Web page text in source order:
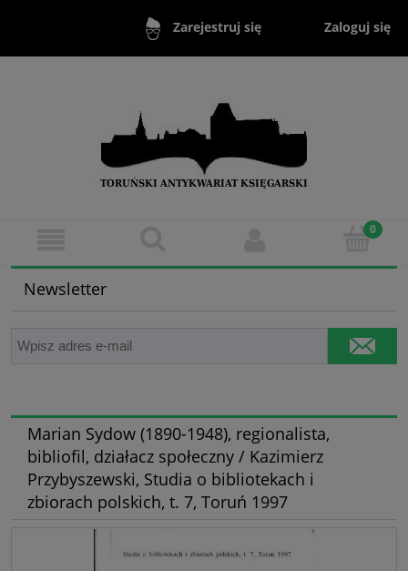
Zarejestruj się Zaloguj się
Newsletter
Marian Sydow (1890-1948), regionalista,
bibliofil, działacz społeczny / Kazimierz
Przybyszewski, Studia o bibliotekach i
zbiorach polskich, t. 7, Toruń 1997